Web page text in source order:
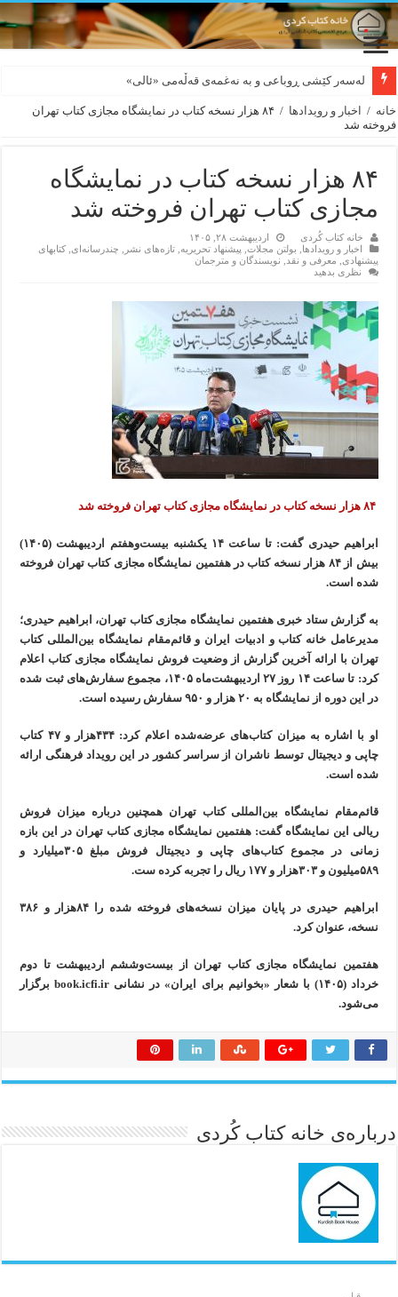
لەسەر کێشی ڕوباعی و به نەغمەی قەڵەمی «ئالی»
بورجە بێ دەلاقەکان نازانن دەرەوە چەند شەممەیە!
خانه / اخبار و رویدادها /
۸۴ هزار نسخه کتاب در نمایشگاه مجازی کتاب تهران
فروخته شد
۸۴ هزار نسخه کتاب در نمایشگاه
مجازی کتاب تهران فروخته شد
خانه کتاب کُردی
اردیبهشت ۲۸, ۱۴۰۵
اخبار و رویدادها
بولتن مجلات پیشنهاد تحریریه ,تازەهای نشر چندرسانه‌ای ,کتابهای
پیشنهادی
معرفی و نقد
نویسندگان و مترجمان
نظری بدهید
۸۴ هزار نسخه کتاب در نمایشگاه مجازی کتاب تهران فروخته شد
ابراهیم حیدری گفت: تا ساعت ۱۴ یکشنبه بیست‌وهفتم اردیبهشت (۱۴۰۵)
بیش از ۸۴ هزار نسخه کتاب در هفتمین نمایشگاه مجازی کتاب تهران فروخته
شده است.
به گزارش ستاد خبری هفتمین نمایشگاه مجازی کتاب تهران، ابراهیم حیدری؛
مدیرعامل خانه کتاب و ادبیات ایران و قائم‌مقام نمایشگاه بین‌المللی کتاب
تهران با ارائه آخرین گزارش از وضعیت فروش نمایشگاه مجازی کتاب اعلام
کرد: تا ساعت ۱۴ روز ۲۷ اردیبهشت‌ماه ۱۴۰۵، مجموع سفارش‌های ثبت‌ شده
در این دوره از نمایشگاه به ۲۰ هزار و ۹۵۰ سفارش رسیده است.
او با اشاره به میزان کتاب‌های عرضه‌شده اعلام کرد: ۴۳۴هزار و ۴۷ کتاب
چاپی و دیجیتال توسط ناشران از سراسر کشور در این رویداد فرهنگی ارائه
شده است.
قائم‌مقام نمایشگاه بین‌المللی کتاب تهران همچنین درباره میزان فروش
ریالی این نمایشگاه گفت: هفتمین نمایشگاه مجازی کتاب تهران در این بازه
زمانی در مجموع کتاب‌های چاپی و دیجیتال فروش مبلغ ۳۰۵میلیارد و
۵۸۹میلیون و ۳۰۳هزار و ۱۷۷ ریال را تجربه کرده ست.
ابراهیم حیدری در پایان میزان نسخه‌های فروخته شده را ۸۴هزار و ۳۸۶
نسخه، عنوان کرد.
هفتمين نمايشگاه مجازی كتاب تهران از بيست‌وششم ارديبهشت تا دوم
خرداد (۱۴۰۵) با شعار «بخوانيم برای ايران» در نشانی book.icfi.ir برگزار
می‌شود.
درباره‌ی خانه کتاب کُردی